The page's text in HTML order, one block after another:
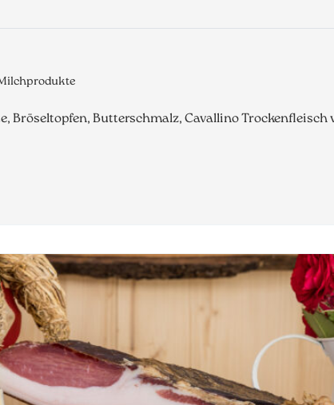
Bröseltopfen, Butterschmalz, Cavallino Trockenfleisch